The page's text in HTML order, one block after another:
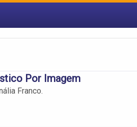
Por Imagem
Franco.